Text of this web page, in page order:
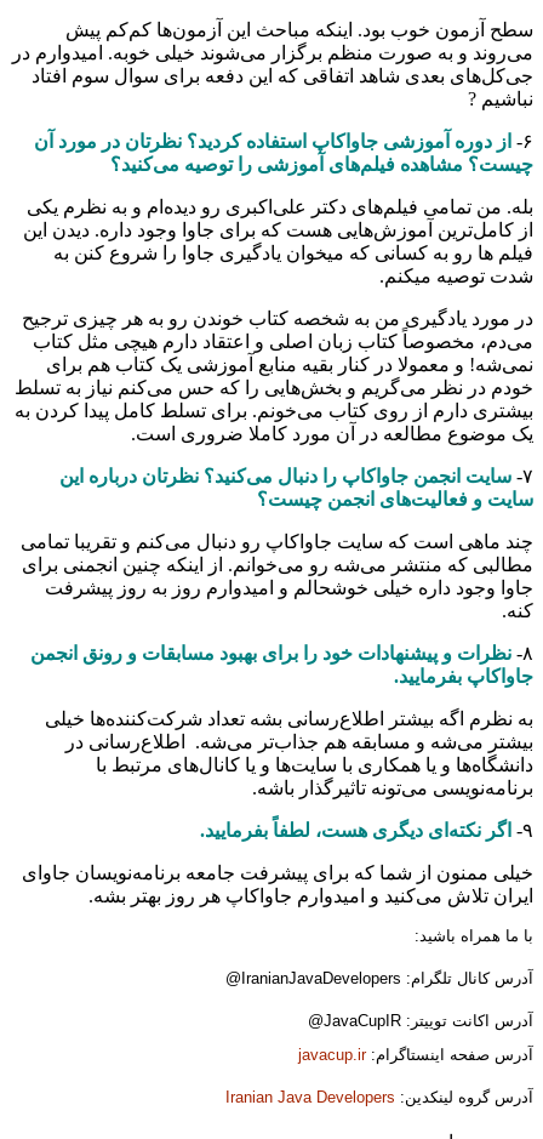
سطح آزمون خوب بود. اینکه مباحث این آزمون‌ها کم‌کم پیش
می‌روند و به صورت منظم برگزار می‌شوند خیلی خوبه. امیدوارم در
جی‌کل‌های بعدی شاهد اتفاقی که این دفعه برای سوال سوم افتاد
نباشیم ?
۶-
از دوره آموزشی جاواکاپ استفاده کردید؟ نظرتان در مورد آن
چیست؟ مشاهده فیلم‌های آموزشی را توصیه می‌کنید؟
بله. من تمامی فیلم‌های دکتر علی‌اکبری رو دیده‌ام و به نظرم یکی
از کامل‌ترین آموزش‌هایی هست که برای جاوا وجود داره. دیدن این
فیلم ها رو به کسانی که میخوان یادگیری جاوا را شروع کنن به
شدت توصیه میکنم.
در مورد یادگیری من به شخصه کتاب خوندن رو به هر چیزی ترجیح
می‌دم، مخصوصاً کتاب زبان اصلی و اعتقاد دارم هیچی مثل کتاب
نمی‌شه! و معمولا در کنار بقیه منابع آموزشی یک کتاب هم برای
خودم در نظر می‌گریم و بخش‌هایی را که حس می‌کنم نیاز به تسلط
بیشتری دارم از روی کتاب می‌خونم. برای تسلط کامل پیدا کردن به
یک موضوع مطالعه در آن مورد کاملا ضروری است.
۷- سایت انجمن جاواکاپ را دنبال می‌کنید؟ نظرتان درباره این
سایت و فعالیت‌های انجمن چیست؟
چند ماهی است که سایت جاواکاپ رو دنبال می‌کنم و تقریبا تمامی
مطالبی که منتشر می‌شه رو می‌خوانم. از اینکه چنین انجمنی برای
جاوا وجود داره خیلی خوشحالم و امیدوارم روز به روز پیشرفت
کنه.
۸- نظرات و پیشنهادات خود را برای بهبود مسابقات و رونق انجمن
جاواکاپ بفرمایید.
به نظرم اگه بیشتر اطلاع‌رسانی بشه تعداد شرکت‌کننده‌ها خیلی
بیشتر می‌شه و مسابقه هم جذاب‌تر می‌شه. اطلاع‌رسانی در
دانشگاه‌ها و یا همکاری با سایت‌ها و یا کانال‌های مرتبط با
برنامه‌نویسی می‌تونه تاثیرگذار باشه.
۹- اگر نکته‌ای دیگری هست، لطفاً بفرمایید.
خیلی ممنون از شما که برای پیشرفت جامعه برنامه‌نویسان جاوای
ایران تلاش می‌کنید و امیدوارم جاواکاپ هر روز بهتر بشه.
با ما همراه باشید:
آدرس کانال تلگرام: IranianJavaDevelopers@
آدرس اکانت توییتر: JavaCupIR@
آدرس صفحه اینستاگرام:javacup.ir
آدرس گروه لینکدین: Iranian Java Developers